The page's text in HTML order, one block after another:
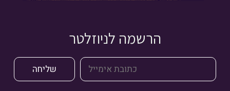
הרשמה לניוזלטר